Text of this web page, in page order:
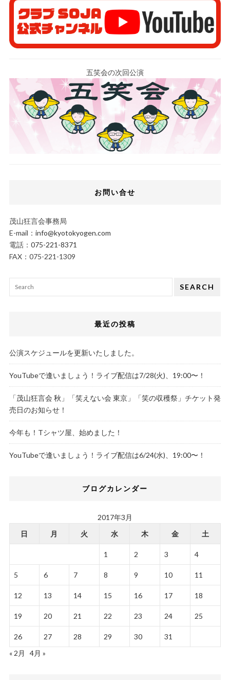
五笑会の次回公演
お問い合せ
茂山狂言会事務局
E-mail： info@kyotokyogen.com
電話： 075-221-8371
FAX：075-221-1309
SEARCH
最近の投稿
公演スケジュールを更新いたしました。
YouTubeで逢いましょう！ライブ配信は7/28(火)、19:00〜！
「茂山狂言会 秋」「笑えない会 東京」「笑の収穫祭」チケット発
売日のお知らせ！
今年も！Tシャツ屋、始めました！
YouTubeで逢いましょう！ライブ配信は6/24(水)、19:00〜！
ブログカレンダー
2017年3月
日
月 火 水 木 金 土
1 2 3 4
5 6 7 8 9 10 11
12 13 14 15 16 17 18
19 20 21 22 23 24 25
26 27 28 29 30
31
« 2月
4月 »